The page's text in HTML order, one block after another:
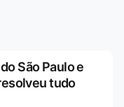
São Paulo e
tudo